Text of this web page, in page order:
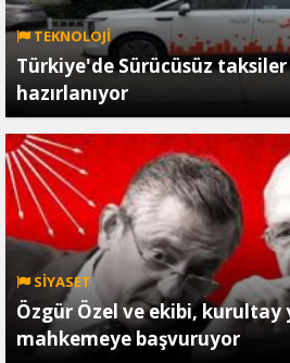
TEKNOLOJİ
Türkiye'de Sürücüsüz
hazırlanıyor
SİYASET
Özgür Özel ve ekibi, kurultay
mahkemeye başvuruyor